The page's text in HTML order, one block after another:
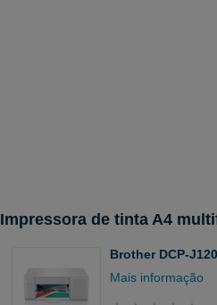
Impressora de tinta A4
Brother DCP-
Mais informação